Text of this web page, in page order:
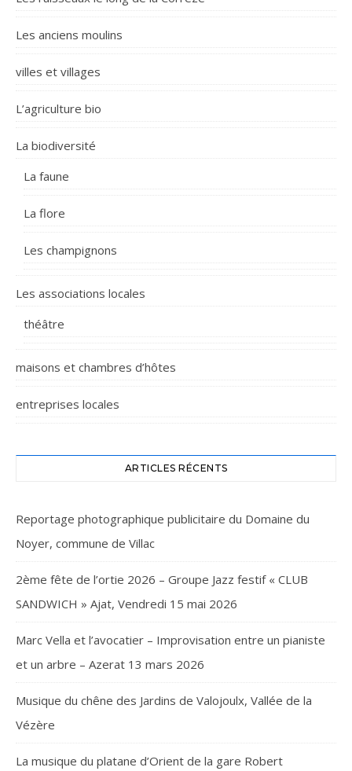
Les anciens moulins
villes et villages
L’agriculture bio
La biodiversité
La faune
La flore
Les champignons
Les associations locales
théâtre
maisons et chambres d’hôtes
entreprises locales
ARTICLES RÉCENTS
Reportage photographique publicitaire du Domaine du
Noyer, commune de Villac
2ème fête de l’ortie 2026 – Groupe Jazz festif « CLUB
SANDWICH » Ajat, Vendredi 15 mai 2026
Marc Vella et l’avocatier – Improvisation entre un pianiste
et un arbre – Azerat 13 mars 2026
Musique du chêne des Jardins de Valojoulx, Vallée de la
Vézère
La musique du platane d’Orient de la gare Robert